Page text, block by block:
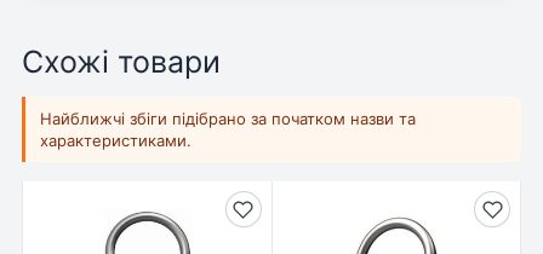
Схожі товари
Найближчі збіги підібрано за початком назви та
характеристиками.